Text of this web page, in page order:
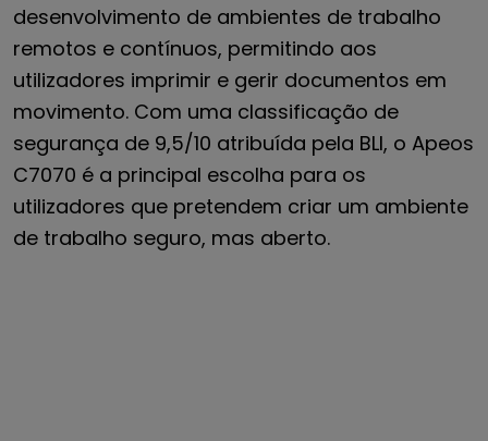
desenvolvimento de ambientes de trabalho
remotos e contínuos, permitindo aos
utilizadores imprimir e gerir documentos em
movimento. Com uma classificação de
segurança de 9,5/10 atribuída pela BLI, o Apeos
C7070 é a principal escolha para os
utilizadores que pretendem criar um ambiente
de trabalho seguro, mas aberto.